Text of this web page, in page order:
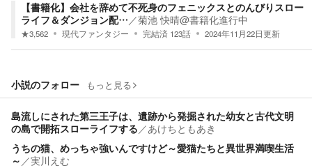
【書籍化】会社を辞めて不死身のフェニックスとのんびりスロー
ライフ＆ダンジョン配…／菊池 快晴@書籍化進行中
★3,562 現代ファンタジー 完結済 123話 2024年11月22日更新
小説のフォロー もっと見る
島流しにされた第三王子は、遺跡から発掘された幼女と古代文明
の島で開拓スローライフする／あけちともあき
うちの猫、めっちゃ強いんですけど～愛猫たちと異世界満喫生活
～ ／実川えむ